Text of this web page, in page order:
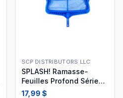
SCP DISTRIBUTORS LLC
SPLASH! Ramasse-
Feuilles Profond Série
Pro Bleu 90230
17,99 $